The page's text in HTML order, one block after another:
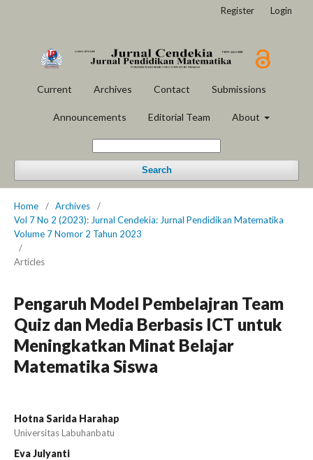
Current Archives Contact Submissions
Announcements Editorial Team About
Search
Register Login
Home / Archives
/
Vol 7 No 2 (2023): Jurnal Cendekia: Jurnal Pendidikan Matematika
Volume 7 Nomor 2 Tahun 2023
/
Articles
Pengaruh Model Pembelajran Team
Quiz dan Media Berbasis ICT untuk
Meningkatkan Minat Belajar
Matematika Siswa
Hotna Sarida Harahap
Universitas Labuhanbatu
Eva Julyanti